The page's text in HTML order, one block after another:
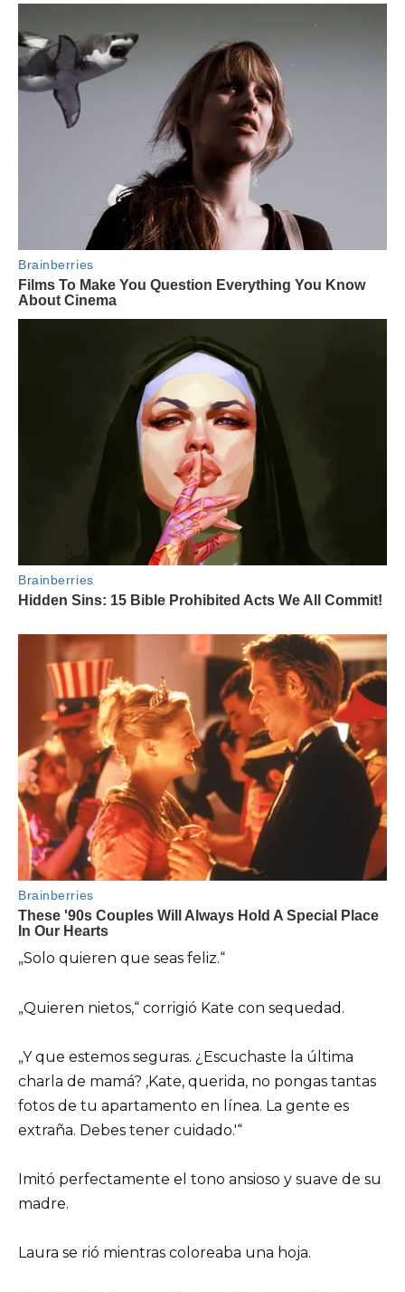
„Solo quieren que seas feliz.“
„Quieren nietos,“ corrigió Kate con sequedad.
„Y que estemos seguras. ¿Escuchaste la última
charla de mamá? ‚Kate, querida, no pongas tantas
fotos de tu apartamento en línea. La gente es
extraña. Debes tener cuidado.'“
Imitó perfectamente el tono ansioso y suave de su
madre.
Laura se rió mientras coloreaba una hoja.